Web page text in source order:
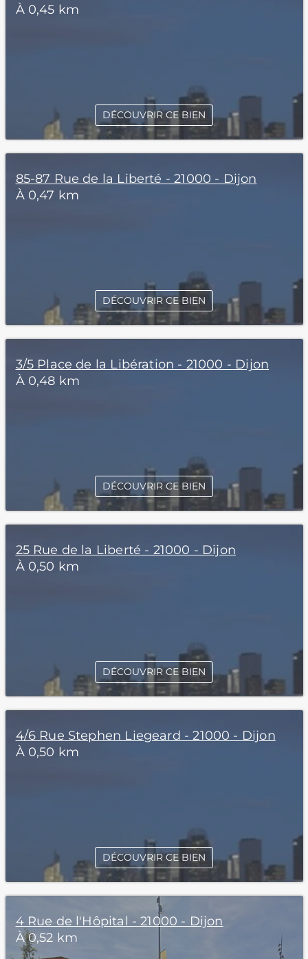
À 0,45 km
DÉCOUVRIR CE BIEN
85-87 Rue de la Liberté - 21000 - Dijon
À 0,47 km
DÉCOUVRIR CE BIEN
3/5 Place de la Libération - 21000 - Dijon
À 0,48 km
DÉCOUVRIR CE BIEN
25 Rue de la Liberté - 21000 - Dijon
À 0,50 km
DÉCOUVRIR CE BIEN
4/6 Rue Stephen Liegeard - 21000 - Dijon
À 0,50 km
DÉCOUVRIR CE BIEN
4 Rue de l'Hôpital - 21000 - Dijon
À 0,52 km